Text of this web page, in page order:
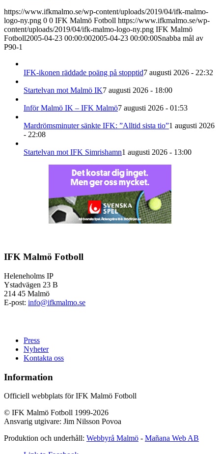
https://www.ifkmalmo.se/wp-content/uploads/2019/04/ifk-malmo-
logo-ny.png 0 0 IFK Malmö Fotboll https://www.ifkmalmo.se/wp-
content/uploads/2019/04/ifk-malmo-logo-ny.png IFK Malmö
Fotboll2005-04-23 00:00:002005-04-23 00:00:00Snabba mål av
P90-1
IFK-ikonen räddade poäng på stopptid7 augusti 2026 - 22:32
Startelvan mot Malmö IK7 augusti 2026 - 18:00
Inför Malmö IK – IFK Malmö7 augusti 2026 - 01:53
Mardrömsminuter sänkte IFK: ”Alltid sista tio”1 augusti 2026
- 22:08
Startelvan mot IFK Simrishamn1 augusti 2026 - 13:00
IFK Malmö Fotboll
Heleneholms IP
Ystadvägen 23 B
214 45 Malmö
E-post: info@ifkmalmo.se
Press
Nyheter
Kontakta oss
Information
Officiell webbplats för IFK Malmö Fotboll
© IFK Malmö Fotboll 1999-2026
Ansvarig utgivare: Jim Nilsson Povoa
Produktion och underhåll: Webbyrå Malmö - Mañana Web AB